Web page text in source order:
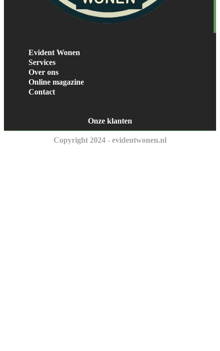
Evident Wonen
Services
Over ons
Online magazine
Contact
Onze klanten
Copyright 2024 - evidentwonen.nl